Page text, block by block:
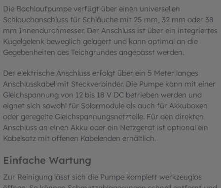
Die Bachlaufpumpe verfügt über einen universellen
Schlauchanschluss für Schläuche mit 25 mm, 32 mm oder 38
mm Innendurchmesser. Der Anschluss ist über ein integriertes
Kugelgelenk beweglich gelagert und kann optimal an die
Gegebenheiten des Teichgrundes angepasst werden.
Der elektrische Anschluss erfolgt über ein 5 Meter langes
Anschlusskabel mit Steckverbinder. Die Pumpe kann mit einer
Gleichspannung von 12 bis 18 V DC betrieben werden und
eignet sich sowohl für Solarmodule als auch für Akkuboxen
oder geregelte Gleichspannungsnetzteile. Für den direkten
Anschluss an einen Akku oder ein Netzgerät ist optional ein
Kabelsatz mit offenen Kabelenden erhältlich.
Einfache Wartung
Zur Reinigung lässt sich die Pumpe komplett werkzeuglos